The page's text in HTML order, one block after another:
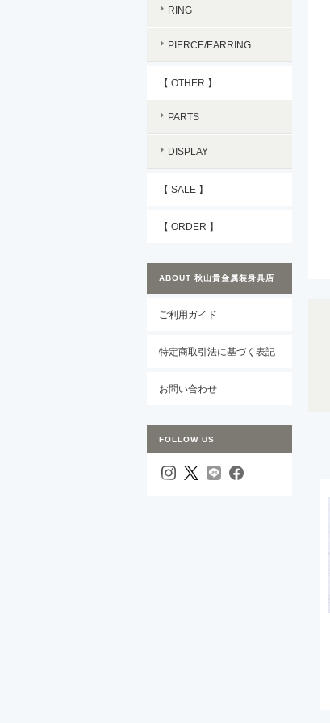
RING
PIERCE/EARRING
【 OTHER 】
PARTS
DISPLAY
【 SALE 】
【 ORDER 】
ABOUT 秋山貴金属装身具店
ご利用ガイド
特定商取引法に基づく表記
お問い合わせ
FOLLOW US